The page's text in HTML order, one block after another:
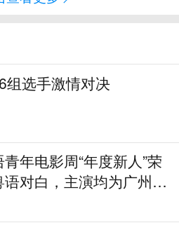
组选手激情对决
年电影周“年度新人”荣
对白，主演均为广州本